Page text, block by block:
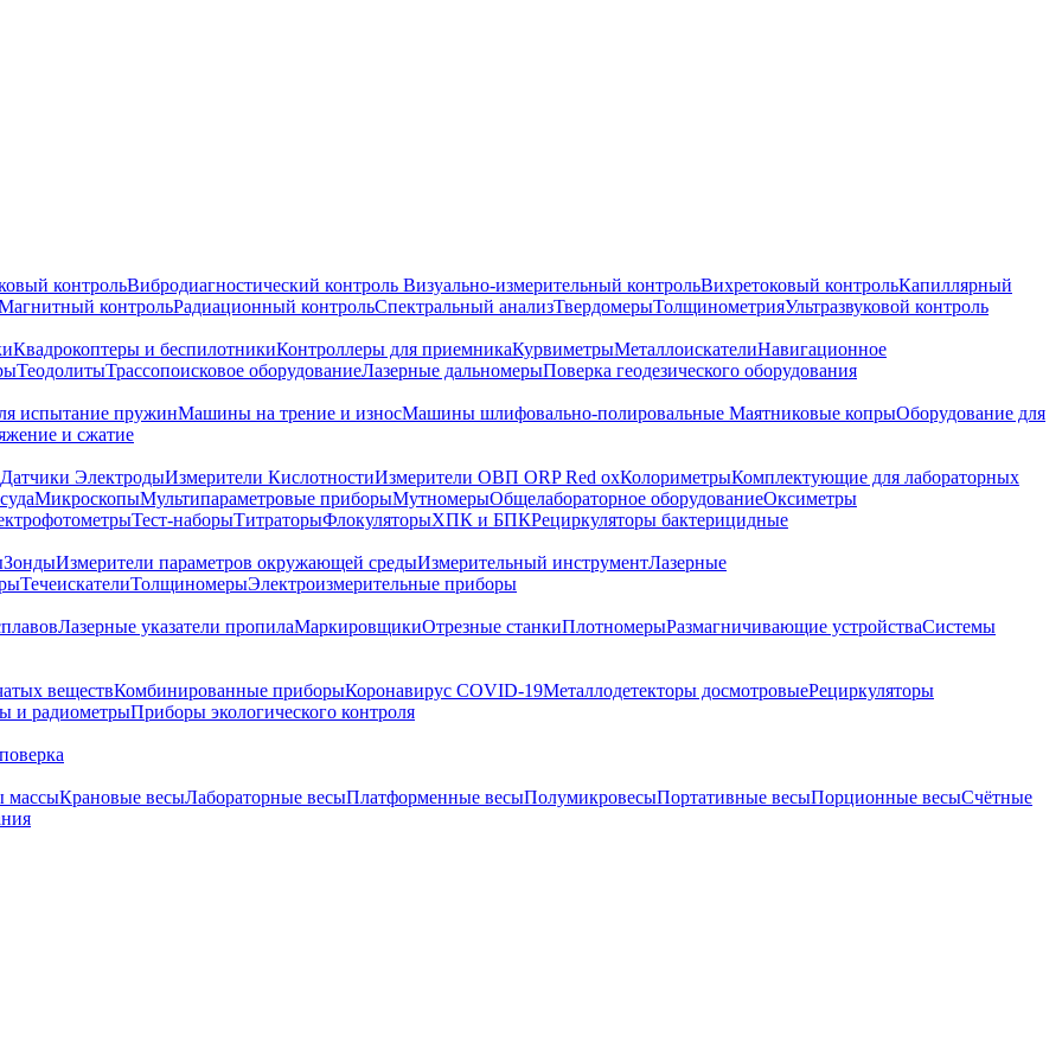
контрольВибродиагностический контроль Визуально-измерительный контрольВихретоковый контрольКапиллярный
контрольРадиационный контрольСпектральный анализТвердомерыТолщинометрияУльтразвуковой контроль
Квадрокоптеры и беспилотникиКонтроллеры для приемникаКурвиметрыМеталлоискателиНавигационное
ТеодолитыТрассопоисковое оборудованиеЛазерные дальномерыПоверка геодезического оборудования
испытание пружинМашины на трение и износМашины шлифовально-полировальные Маятниковые копрыОборудование для
и сжатие
Датчики ЭлектродыИзмерители КислотностиИзмерители ОВП ORP Red oxКолориметрыКомплектующие для лабораторных
МикроскопыМультипараметровые приборыМутномерыОбщелабораторное оборудованиеОксиметры
Тест-наборыТитраторыФлокуляторыХПК и БПКРециркуляторы бактерицидные
ЗондыИзмерители параметров окружающей средыИзмерительный инструментЛазерные
ТечеискателиТолщиномерыЭлектроизмерительные приборы
Лазерные указатели пропилаМаркировщикиОтрезные станкиПлотномерыРазмагничивающие устройстваСистемы
веществКомбинированные приборыКоронавирус COVID-19Металлодетекторы досмотровыеРециркуляторы
и радиометрыПриборы экологического контроля
массыКрановые весыЛабораторные весыПлатформенные весыПолумикровесыПортативные весыПорционные весыСчётные